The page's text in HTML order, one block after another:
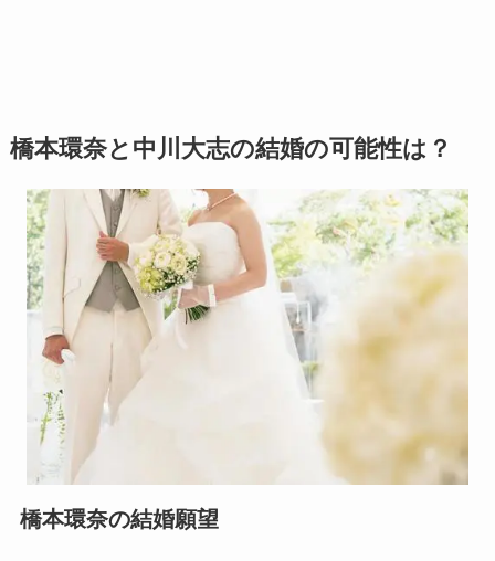
橋本環奈と中川大志の結婚の可能性は？
橋本環奈の結婚願望